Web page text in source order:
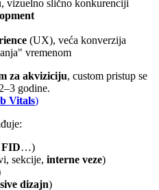
vizuelno slično konkurenciji
(UX), veća konverzija
vremenom
za akviziciju, custom pristup se
godine.
Vitals)
FID…)
sekcije, interne veze)
dizajn)